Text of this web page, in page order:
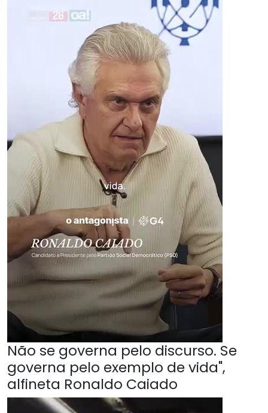
Não se governa pelo discurso. Se
governa pelo exemplo de vida",
alfineta Ronaldo Caiado